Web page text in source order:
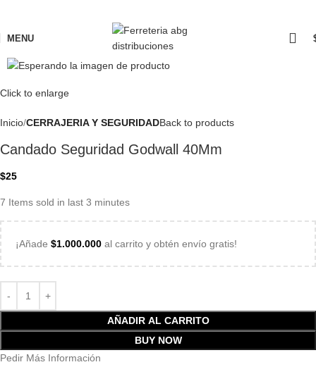
MENU
Click to enlarge
Inicio CERRAJERIA Y SEGURIDADBack to products
Candado Seguridad Godwall 40Mm
$25
7 Items sold in last 3 minutes
¡Añade $1.000.000 al carrito y obtén envío gratis!
AÑADIR AL CARRITO
BUY NOW
Pedir Más Información